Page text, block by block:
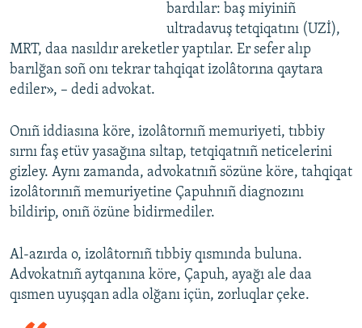
bardılar: baş miyiniñ
ultradavuş tetqiqatını (UZİ),
MRT, daa nasıldır areketler yaptılar. Er sefer alıp
barılğan soñ onı tekrar tahqiqat izolâtorına qaytara
ediler», – dedi advokat.
Onıñ iddiasına köre, izolâtornıñ memuriyeti, tıbbiy
sırnı faş etüv yasağına sıltap, tetqiqatnıñ neticelerini
gizley. Aynı zamanda, advokatnıñ sözüne köre, tahqiqat
izolâtorınıñ memuriyetine Çapuhnıñ diagnozını
bildirip, onıñ özüne bidirmediler.
Al-azırda o, izolâtornıñ tıbbiy qısmında buluna.
Advokatnıñ aytqanına köre, Çapuh, ayağı ale daa
qısmen uyuşqan adla olğanı içün, zorluqlar çeke.